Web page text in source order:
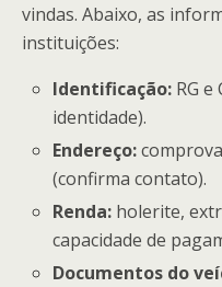
vindas. Abaixo, as
instituições:
Identificação: RG e
identidade).
Endereço:
(confirma contato).
Renda: holerite,
capacidade de
Documentos do